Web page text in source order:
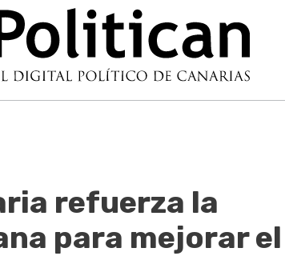
refuerza la
para mejorar el